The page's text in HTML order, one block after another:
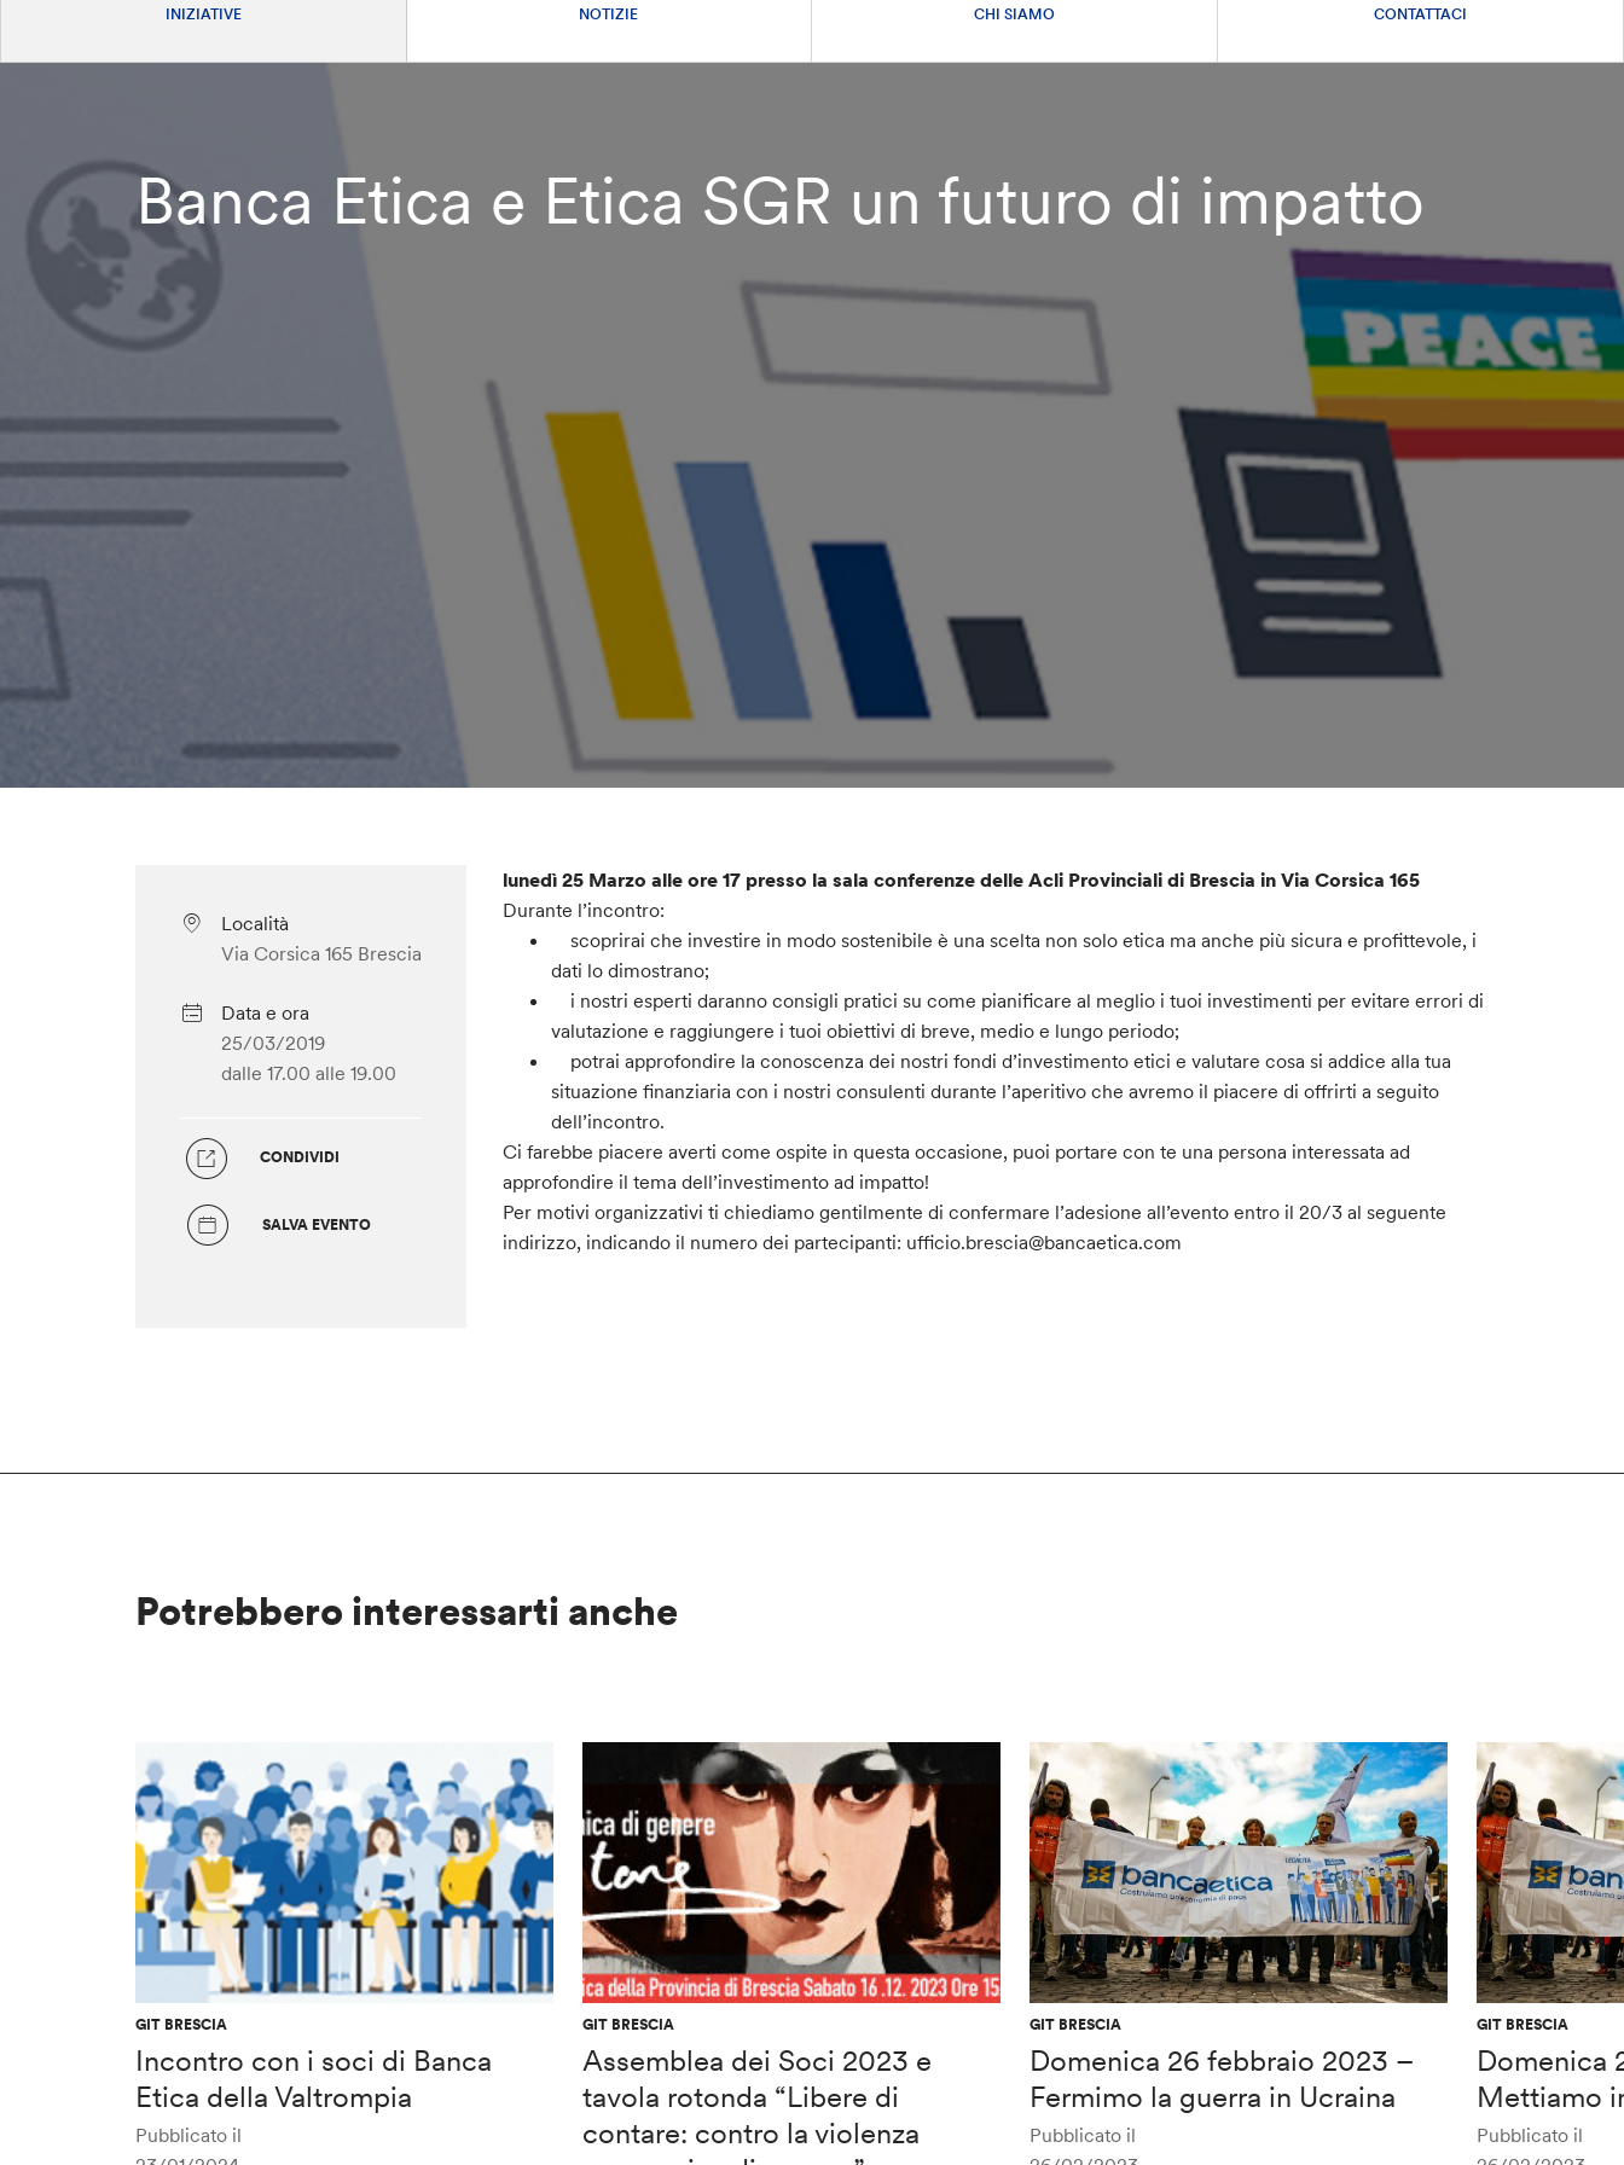
INIZIATIVE NOTIZIE CHI SIAMO CONTATTACI
Banca Etica e Etica SGR un futuro di impatto
Località
Via Corsica 165 Brescia
Data e ora
25/03/2019
dalle 17.00 alle 19.00
CONDIVIDI
SALVA EVENTO
lunedì 25 Marzo alle ore 17 presso la sala conferenze delle Acli Provinciali di Brescia in Via Corsica 165
Durante l’incontro:
scoprirai che investire in modo sostenibile è una scelta non solo etica ma anche più sicura e profittevole, i
dati lo dimostrano;
i nostri esperti daranno consigli pratici su come pianificare al meglio i tuoi investimenti per evitare errori di
valutazione e raggiungere i tuoi obiettivi di breve, medio e lungo periodo;
potrai approfondire la conoscenza dei nostri fondi d’investimento etici e valutare cosa si addice alla tua
situazione finanziaria con i nostri consulenti durante l’aperitivo che avremo il piacere di offrirti a seguito
dell’incontro.
Ci farebbe piacere averti come ospite in questa occasione, puoi portare con te una persona interessata ad
approfondire il tema dell’investimento ad impatto!
Per motivi organizzativi ti chiediamo gentilmente di confermare l’adesione all’evento entro il 20/3 al seguente
indirizzo, indicando il numero dei partecipanti: ufficio.brescia@bancaetica.com
Potrebbero interessarti anche
GIT BRESCIA
Incontro con i soci di Banca
Etica della Valtrompia
Pubblicato il
GIT BRESCIA
Assemblea dei Soci 2023 e
tavola rotonda “Libere di
contare: contro la violenza
GIT BRESCIA
Domenica 26 febbraio 2023 –
Fermimo la guerra in Ucraina
Pubblicato il
GIT BRESCIA
Domenica
Mettiamo
Pubblicato il